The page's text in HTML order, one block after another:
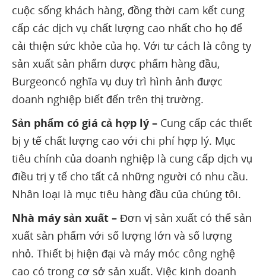
cuộc sống khách hàng, đồng thời cam kết cung
cấp các dịch vụ chất lượng cao nhất cho họ để
cải thiện sức khỏe của họ. Với tư cách là công ty
sản xuất sản phẩm dược phẩm hàng đầu,
Burgeoncó nghĩa vụ duy trì hình ảnh được
doanh nghiệp biết đến trên thị trường.
Sản phẩm có giá cả hợp lý – Cung cấp các thiết
bị y tế chất lượng cao với chi phí hợp lý. Mục
tiêu chính của doanh nghiệp là cung cấp dịch vụ
điều trị y tế cho tất cả những người có nhu cầu.
Nhân loại là mục tiêu hàng đầu của chúng tôi.
Nhà máy sản xuất – Đơn vị sản xuất có thể sản
xuất sản phẩm với số lượng lớn và số lượng
nhỏ. Thiết bị hiện đại và máy móc công nghệ
cao có trong cơ sở sản xuất. Việc kinh doanh